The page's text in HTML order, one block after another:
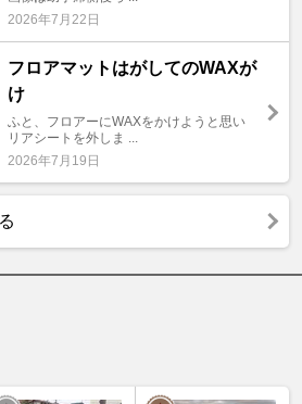
2026年7月22日
フロアマットはがしてのWAXが
け
ふと、フロアーにWAXをかけようと思い
リアシートを外しま ...
2026年7月19日